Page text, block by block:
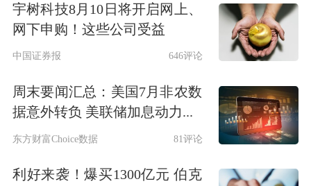
宇树科技8月10日将开启网上、
网下申购！这些公司受益
中国证券报 646评论
周末要闻汇总：美国7月非农数
据意外转负 美联储加息动力...
东方财富Choice数据 81评论
利好来袭！爆买1300亿元 伯克